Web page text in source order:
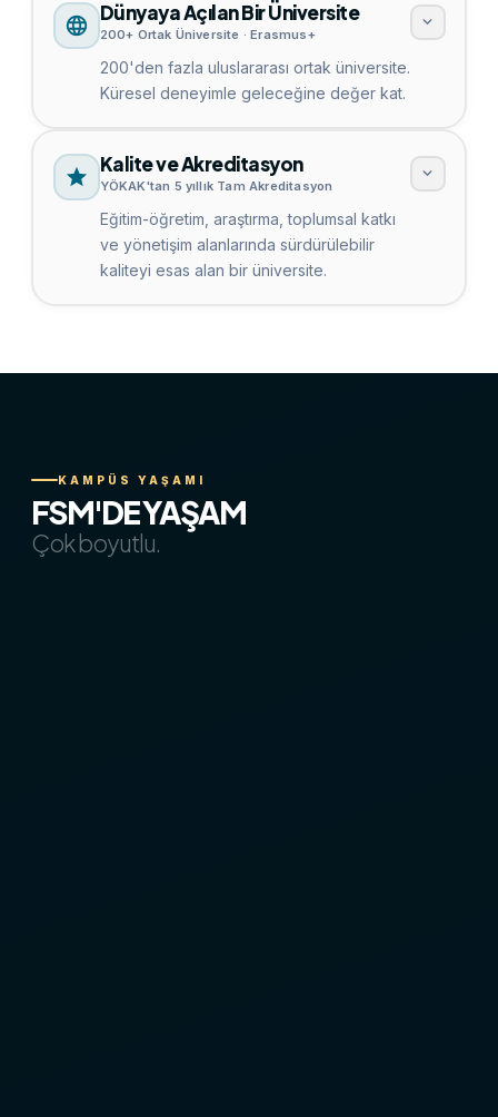
Dünyaya Açılan Bir Üniversite
200+ Ortak Üniversite · Erasmus+
200'den fazla uluslararası ortak üniversite.
Küresel deneyimle geleceğine değer kat.
Kalite ve Akreditasyon
YÖKAK'tan 5 yıllık Tam Akreditasyon
Eğitim-öğretim, araştırma, toplumsal katkı
ve yönetişim alanlarında sürdürülebilir
kaliteyi esas alan bir üniversite.
KAMPÜS YAŞAMI
FSM'DE YAŞAM
Çok boyutlu.